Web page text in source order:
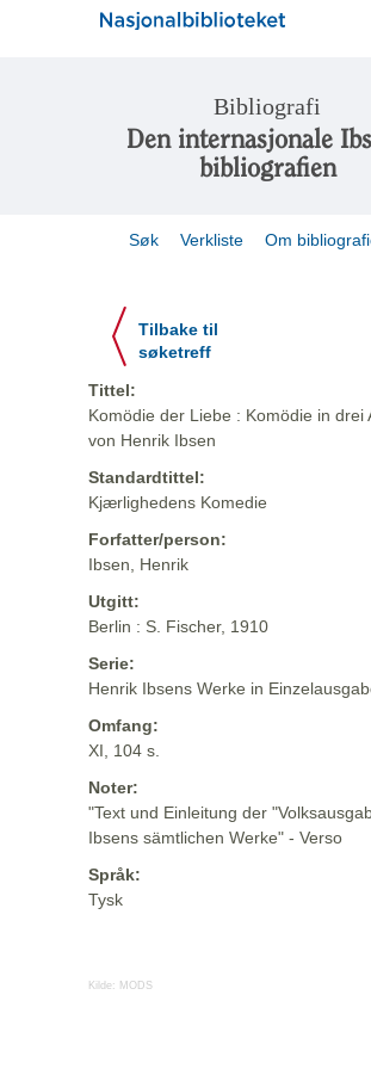
Bibliografi
Den internasjonale
bibliografien
Søk Verkliste Om
Tilbake til
søketreff
Tittel:
Komödie der Liebe : Komödie in drei
von Henrik Ibsen
Standardtittel:
Kjærlighedens Komedie
Forfatter/person:
Ibsen, Henrik
Utgitt:
Berlin : S. Fischer, 1910
Serie:
Henrik Ibsens Werke in
Omfang:
XI, 104 s.
Noter:
"Text und Einleitung der
Ibsens sämtlichen Werke" - Verso
Språk:
Tysk
Kilde: MODS